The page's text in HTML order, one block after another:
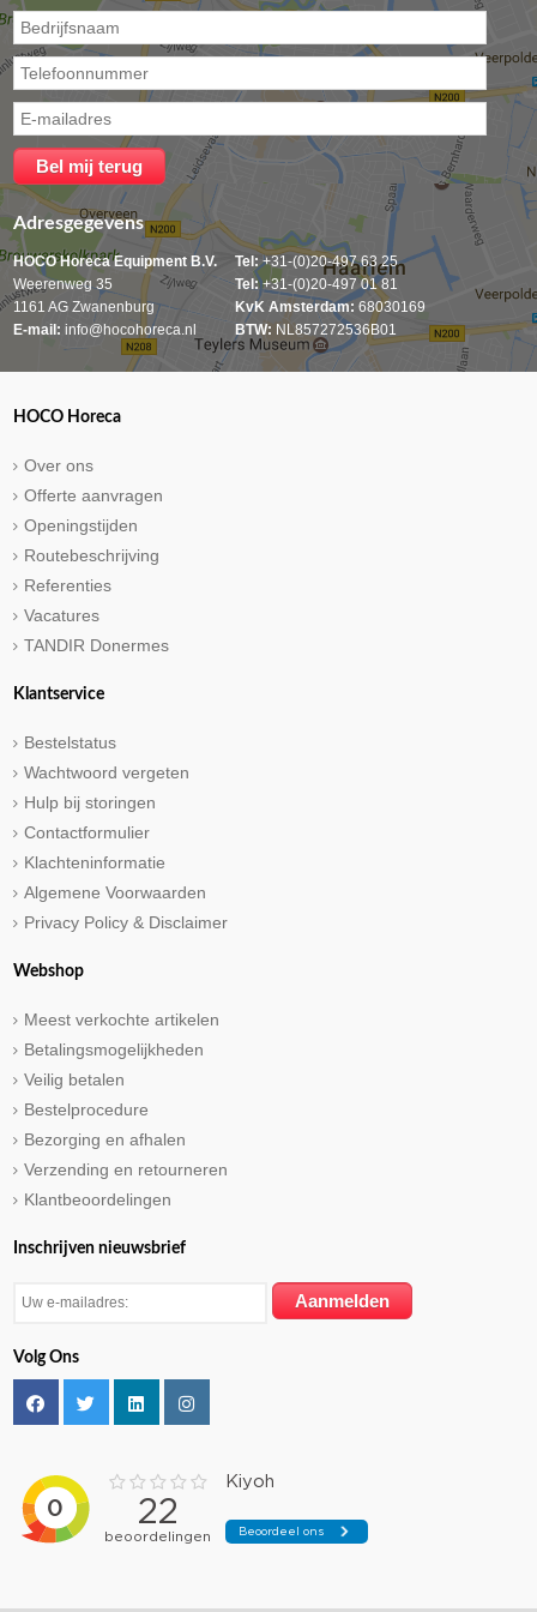
Adresgegevens
HOCO Horeca Equipment B.V.
Weerenweg 35
1161 AG Zwanenburg
E-mail: info@hocohoreca.nl
Tel: +31-(0)20-497 63 25
Tel:+31-(0)20-497 01 81
KvK Amsterdam: 68030169
BTW: NL857272536B01
HOCO Horeca
Over ons
Offerte aanvragen
Openingstijden
Routebeschrijving
Referenties
Vacatures
TANDIR Donermes
Klantservice
Bestelstatus
Wachtwoord vergeten
Hulp bij storingen
Contactformulier
Klachteninformatie
Algemene Voorwaarden
Privacy Policy & Disclaimer
Webshop
Meest verkochte artikelen
Betalingsmogelijkheden
Veilig betalen
Bestelprocedure
Bezorging en afhalen
Verzending en retourneren
Klantbeoordelingen
Inschrijven nieuwsbrief
Volg Ons